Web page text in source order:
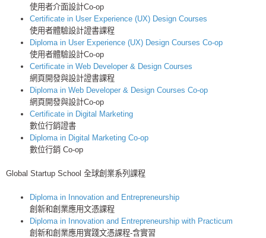
使用者介面設計Co-op
Certificate in User Experience (UX) Design Courses
使用者體驗設計證書課程
Diploma in User Experience (UX) Design Courses Co-op
使用者體驗設計Co-op
Certificate in Web Developer & Design Courses
網頁開發與設計證書課程
Diploma in Web Developer & Design Courses Co-op
網頁開發與設計Co-op
Certificate in Digital Marketing
數位行銷證書
Diploma in Digital Marketing Co-op
數位行銷 Co-op
Global Startup School 全球創業系列課程
Diploma in Innovation and Entrepreneurship
創新和創業應用文憑課程
Diploma in Innovation and Entrepreneurship with Practicum
創新和創業應用實踐文憑課程-含實習